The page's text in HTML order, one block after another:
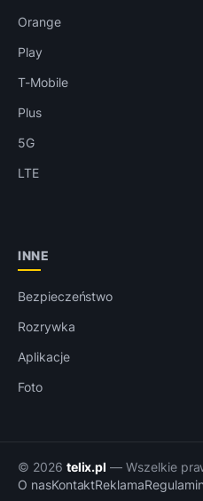
Orange
Play
T-Mobile
Plus
5G
LTE
INNE
Bezpieczeństwo
Rozrywka
Aplikacje
Foto
© 2026 telix.pl — Wszelkie
O nasKontaktReklamaRegulamin